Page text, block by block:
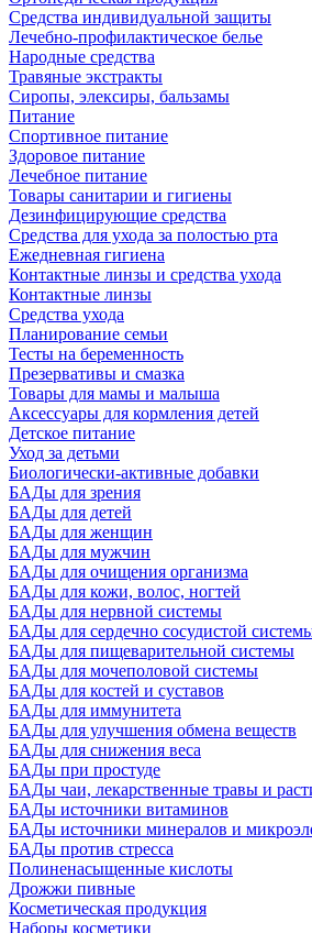
Средства индивидуальной защиты
Лечебно-профилактическое белье
Народные средства
Травяные экстракты
Сиропы, элексиры, бальзамы
Питание
Спортивное питание
Здоровое питание
Лечебное питание
Товары санитарии и гигиены
Дезинфицирующие средства
Средства для ухода за полостью рта
Ежедневная гигиена
Контактные линзы и средства ухода
Контактные линзы
Средства ухода
Планирование семьи
Тесты на беременность
Презервативы и смазка
Товары для мамы и малыша
Аксессуары для кормления детей
Детское питание
Уход за детьми
Биологически-активные добавки
БАДы для зрения
БАДы для детей
БАДы для женщин
БАДы для мужчин
БАДы для очищения организма
БАДы для кожи, волос, ногтей
БАДы для нервной системы
БАДы для сердечно сосудистой
БАДы для пищеварительной системы
БАДы для мочеполовой системы
БАДы для костей и суставов
БАДы для иммунитета
БАДы для улучшения обмена веществ
БАДы для снижения веса
БАДы при простуде
БАДы чаи, лекарственные травы и
БАДы источники витаминов
БАДы источники минералов и
БАДы против стресса
Полиненасыщенные кислоты
Дрожжи пивные
Косметическая продукция
Наборы косметики